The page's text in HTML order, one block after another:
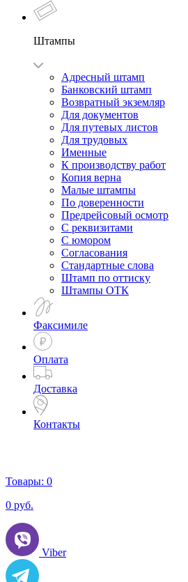
Штампы
Адресный штамп
Банковский штамп
Возвратный экземляр
Для документов
Для путевых листов
Для трудовых
Именные
К производству работ
Копия верна
Малые штампы
По доверенности
Предрейсовый осмотр
С реквизитами
С юмором
Согласования
Стандартные слова
Штамп по оттиску
Штампы ОТК
Факсимиле
Оплата
Доставка
Контакты
Товары: 0
0 руб.
Viber